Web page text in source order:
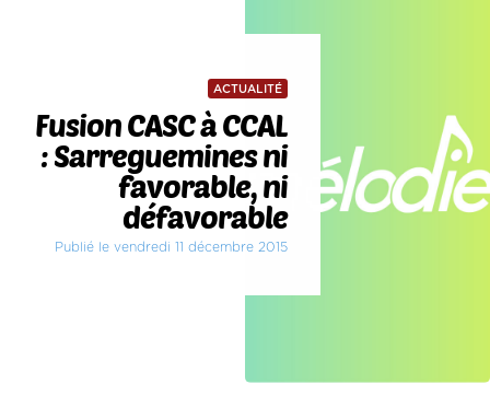
ACTUALITÉ
Fusion CASC à CCAL
: Sarreguemines ni
favorable, ni
défavorable
Publié le vendredi 11 décembre 2015